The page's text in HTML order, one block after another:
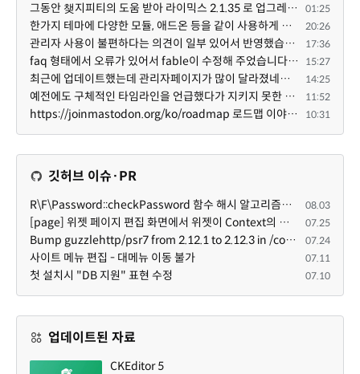
그동안 챚지피티의 도움 받아 라이믹스 2.1.35 로 업그레이드 잘 한 것은 부인할 수 없는 사실입니다. 그런... 01:25
한가지 테마에 다양한 모듈, 애드온 등을 같이 사용하게 되면 의외로 어려운게 일관성이 있는 디자인의 유지... 20:26
관리자 사용이 불편하다는 의견이 일부 있어서 반영했습니다 ㅎㅎ 8.4이상도 지원될 수 있도록 10.5.2 혹은 ... 17:36
faq 형태에서 오류가 있어서 fable이 수정해 주었습니다. 참고하세요. 증상 FAQ형 목록에서 항목을 펼치면 ... 15:27
최근에 업데이트했는데 관리자페이지가 많이 달라졌네요 여기서 모듈 설치하려고 하니 php 8.4.14버전이라 8... 14:25
예전에도 구체적인 타임라인을 언급했다가 지키지 못한 것에 죄송한 마음이 있다 보니 (코어 개발/운영 자체... 11:52
https://joinmastodon.org/ko/roadmap 로드맵 이야기가 나온김에 적자면 공홈에 대략적인 로드맵이 공개되어... 10:31
깃허브 이슈·PR
R\F\Password::checkPassword 함수 해시 알고리즘을 암시적으로 호출하는 경우 Argon2id 해시 비교 실패 08.03
[page] 위젯 페이지 편집 화면에서 위젯이 Context의 module_info를 덮어쓰면 저장이 ERR_ACT_IS_NOT_STANDALONE으로 실패 07.25
Bump guzzlehttp/psr7 from 2.12.1 to 2.12.3 in /common 07.24
사이트 메뉴 편집 - 대메뉴 이동 불가 07.11
첫 설치시 "DB 지원" 표현 수정 07.10
업데이트된 자료
CKEditor 5